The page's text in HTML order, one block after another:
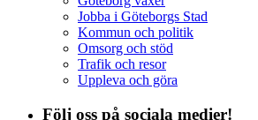
Jobba i Göteborgs Stad
Kommun och politik
Omsorg och stöd
Trafik och resor
Uppleva och göra
Följ oss på sociala medier!